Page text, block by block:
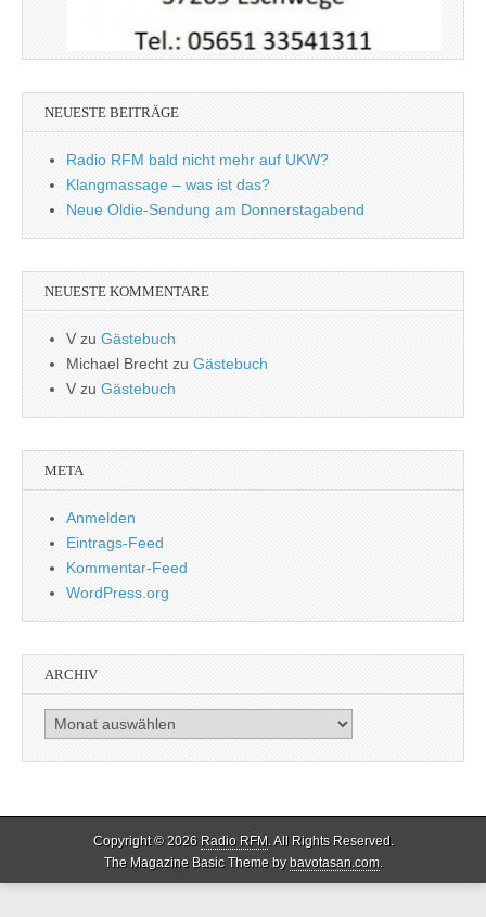
NEUESTE BEITRÄGE
Radio RFM bald nicht mehr auf UKW?
Klangmassage – was ist das?
Neue Oldie-Sendung am Donnerstagabend
NEUESTE KOMMENTARE
V zu Gästebuch
Michael Brecht zu Gästebuch
Vzu Gästebuch
META
Anmelden
Eintrags-Feed
Kommentar-Feed
WordPress.org
ARCHIV
Archiv
Copyright © 2026 Radio RFM. All Rights Reserved.
The Magazine Basic Theme bybavotasan.com.